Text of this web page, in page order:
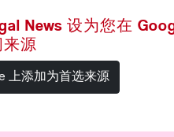
News 设为您在
源
上添加为首选来源